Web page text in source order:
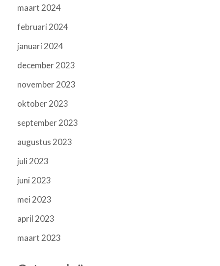
maart 2024
februari 2024
januari 2024
december 2023
november 2023
oktober 2023
september 2023
augustus 2023
juli 2023
juni 2023
mei 2023
april 2023
maart 2023